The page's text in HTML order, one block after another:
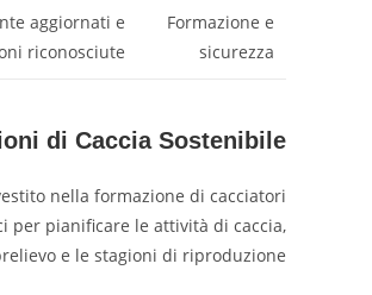
Formazione e
sicurezza
aggiornati e
riconosciute
di Caccia Sostenibile
nella formazione di cacciatori
per pianificare le attività di caccia,
e le stagioni di riproduzione.